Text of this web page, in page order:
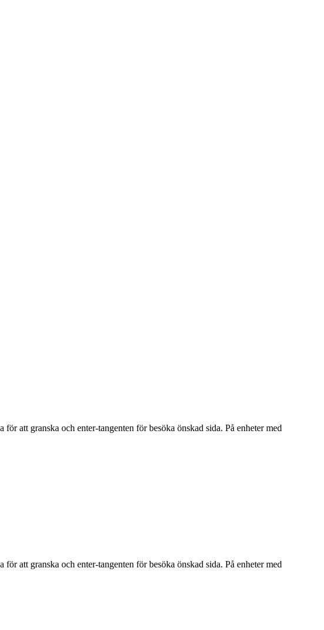
att granska och enter-tangenten för besöka önskad sida. På enheter med
att granska och enter-tangenten för besöka önskad sida. På enheter med